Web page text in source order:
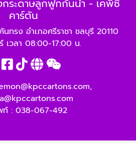
ระดาษลูกฟูกกันน้ำ - เคพีซี
คาร์ตัน
ทรง อำเภอศรีราชา ชลบุรี 20110
เวลา 08:00-17:00 น.
,
ท์ : 038-067-492